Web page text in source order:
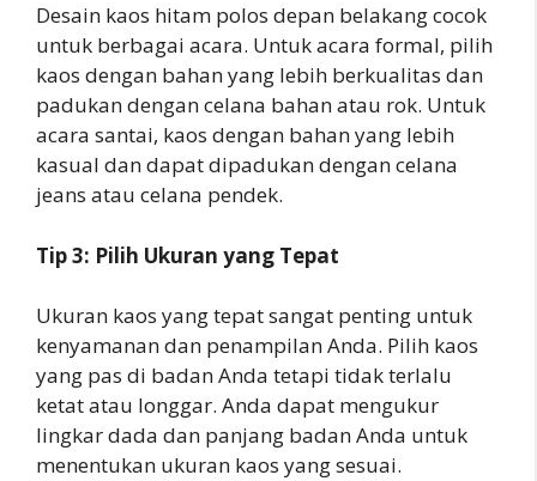
Desain kaos hitam polos depan belakang cocok
untuk berbagai acara. Untuk acara formal, pilih
kaos dengan bahan yang lebih berkualitas dan
padukan dengan celana bahan atau rok. Untuk
acara santai, kaos dengan bahan yang lebih
kasual dan dapat dipadukan dengan celana
jeans atau celana pendek.
Tip 3: Pilih Ukuran yang Tepat
Ukuran kaos yang tepat sangat penting untuk
kenyamanan dan penampilan Anda. Pilih kaos
yang pas di badan Anda tetapi tidak terlalu
ketat atau longgar. Anda dapat mengukur
lingkar dada dan panjang badan Anda untuk
menentukan ukuran kaos yang sesuai.